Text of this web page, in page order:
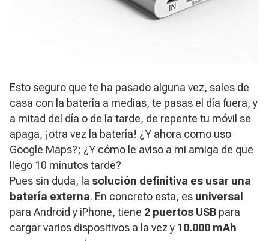
Esto seguro que te ha pasado alguna vez, sales de
casa con la batería a medias, te pasas el día fuera, y
a mitad del día o de la tarde, de repente tu móvil se
apaga, ¡otra vez la batería! ¿Y ahora como uso
Google Maps?; ¿Y cómo le aviso a mi amiga de que
llego 10 minutos tarde?
Pues sin duda, la solución definitiva es usar una
batería externa. En concreto esta, es universal
para Android y iPhone, tiene 2 puertos USB para
cargar varios dispositivos a la vez y 10.000 mAh